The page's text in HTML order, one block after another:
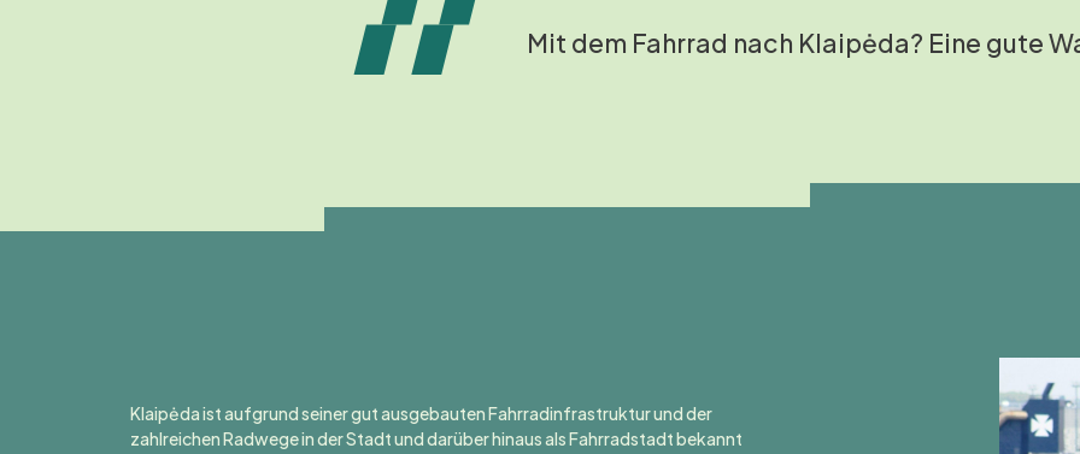
Mit dem Fahrrad nach Klaipėda? Eine gute
Klaipėda ist aufgrund seiner gut ausgebauten Fahrradinfrastruktur und der
zahlreichen Radwege in der Stadt und darüber hinaus als Fahrradstadt bekannt